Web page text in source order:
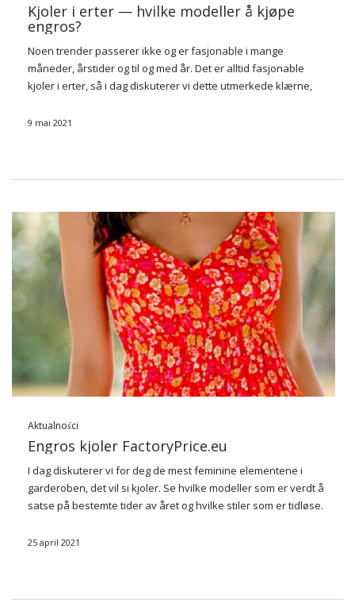
Kjoler i erter — hvilke modeller å kjøpe
engros?
Noen trender passerer ikke og er fasjonable i mange
måneder, årstider og til og med år. Det er alltid fasjonable
kjoler i erter, så i dag diskuterer vi dette utmerkede klærne,
9 mai 2021
Aktualności
Engros kjoler FactoryPrice.eu
I dag diskuterer vi for deg de mest feminine elementene i
garderoben, det vil si kjoler. Se hvilke modeller som er verdt å
satse på bestemte tider av året og hvilke stiler som er tidløse.
25 april 2021